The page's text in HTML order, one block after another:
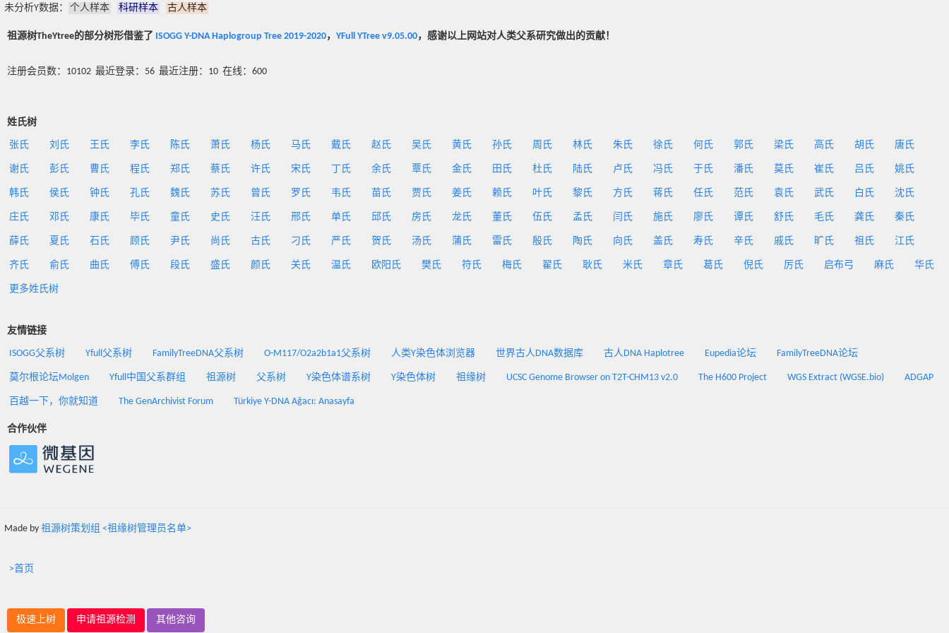
未分析Y数据： 个人样本 科研样本 古人样本
祖源树TheYtree的部分树形借鉴了 ISOGG Y-DNA Haplogroup Tree 2019-2020， YFull YTree v9.05.00，感谢以上网站对人类父系研究做出的贡献！
注册会员数：10102 最近登录：56 最近注册：10 在线：600
姓氏树
张氏 刘氏 王氏 李氏 陈氏 萧氏 杨氏 马氏 戴氏 赵氏 吴氏 黄氏 孙氏 周氏 林氏 朱氏 徐氏 何氏 郭氏 梁氏 高氏 胡氏 唐氏
谢氏 彭氏 曹氏 程氏 郑氏 蔡氏 许氏 宋氏 丁氏 余氏 覃氏 金氏 田氏 杜氏 陆氏 卢氏 冯氏 于氏 潘氏 莫氏 崔氏 吕氏 姚氏
韩氏 侯氏 钟氏 孔氏 魏氏 苏氏 曾氏 罗氏 韦氏 苗氏 贾氏 姜氏 赖氏 叶氏 黎氏 方氏 蒋氏 任氏 范氏 袁氏 武氏 白氏 沈氏
庄氏 邓氏 康氏 毕氏 童氏 史氏 汪氏 邢氏 单氏 邱氏 房氏 龙氏 董氏 伍氏 孟氏 闫氏 施氏 廖氏 谭氏 舒氏 毛氏 龚氏 秦氏
薛氏 夏氏 石氏 顾氏 尹氏 尚氏 古氏 刁氏 严氏 贺氏 汤氏 蒲氏 雷氏 殷氏 陶氏 向氏 盖氏 寿氏 辛氏 戚氏 旷氏 祖氏 江氏
齐氏 俞氏 曲氏 傅氏 段氏 盛氏 颜氏 关氏 温氏 欧阳氏 樊氏 符氏 梅氏 翟氏 耿氏 米氏 章氏 葛氏 倪氏 厉氏 启布弓 麻氏 华氏
更多姓氏树
友情链接
ISOGG父系树 Yfull父系树 FamilyTreeDNA父系树 O-M117/O2a2b1a1父系树 人类Y染色体浏览器 世界古人DNA数据库 古人DNA Haplotree Eupedia论坛 FamilyTreeDNA论坛
莫尔根论坛Molgen Yfull中国父系群组 祖源树 父系树 Y染色体谱系树 Y染色体树 祖缘树 UCSC Genome Browser on T2T-CHM13 v2.0 The H600 Project WGS Extract (WGSE.bio) ADGAP
百越一下，你就知道 The GenArchivist Forum Türkiye Y-DNA Ağacı: Anasayfa
合作伙伴
Made by 祖源树策划组 <祖缘树管理员名单>
>首页
极速上树 申请祖源检测 其他咨询